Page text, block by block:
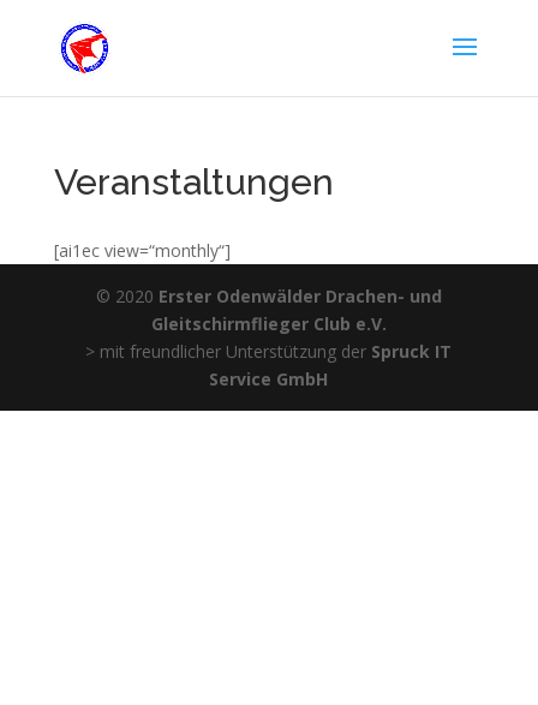
Veranstaltungen
[ai1ec view=“monthly“]
© 2020 Erster Odenwälder Drachen- und
Gleitschirmflieger Club e.V.
> mit freundlicher Unterstützung der Spruck IT
Service GmbH